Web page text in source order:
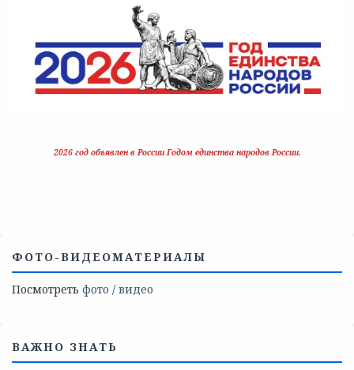
2026 год объявлен в России Годом единства народов России.
ФОТО-ВИДЕОМАТЕРИАЛЫ
Посмотреть фото / видео
ВАЖНО ЗНАТЬ